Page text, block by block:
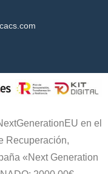
en el
Recuperación,
«Next Generation